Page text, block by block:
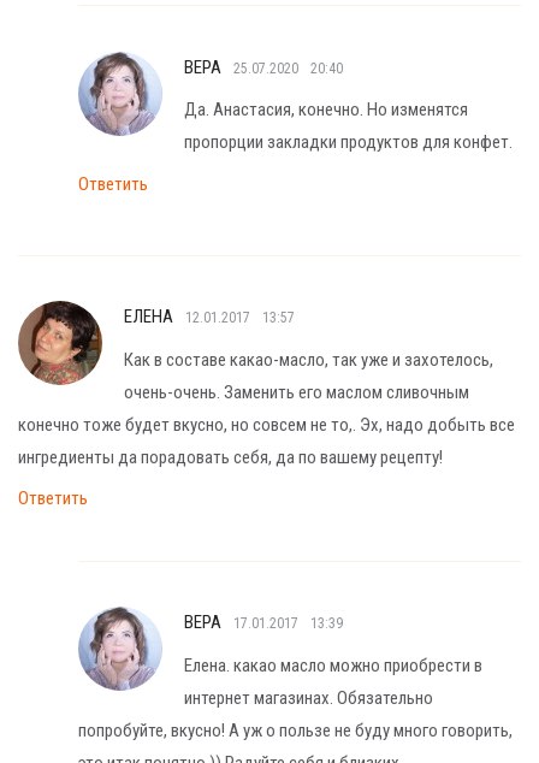
ВЕРА 25.07.2020 20:40
Да. Анастасия, конечно. Но изменятся
пропорции закладки продуктов для конфет.
Ответить
ЕЛЕНА 12.01.2017 13:57
Как в составе какао-масло, так уже и захотелось,
очень-очень. Заменить его маслом сливочным
конечно тоже будет вкусно, но совсем не то,. Эх, надо добыть все
ингредиенты да порадовать себя, да по вашему рецепту!
Ответить
ВЕРА 17.01.2017 13:39
Елена. какао масло можно приобрести в
интернет магазинах. Обязательно
попробуйте, вкусно! А уж о пользе не буду много говорить,